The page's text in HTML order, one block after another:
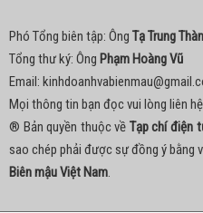
Phó Tổng biên tập: Ông Tạ Trung
Tổng thư ký: Ông Phạm Hoàng Vũ
Email:
Mọi thông tin bạn đọc vui lòng liên
® Bản quyền thuộc về Tạp chí điện
sao chép phải được sự đồng ý bằng
Biên mậu Việt Nam.